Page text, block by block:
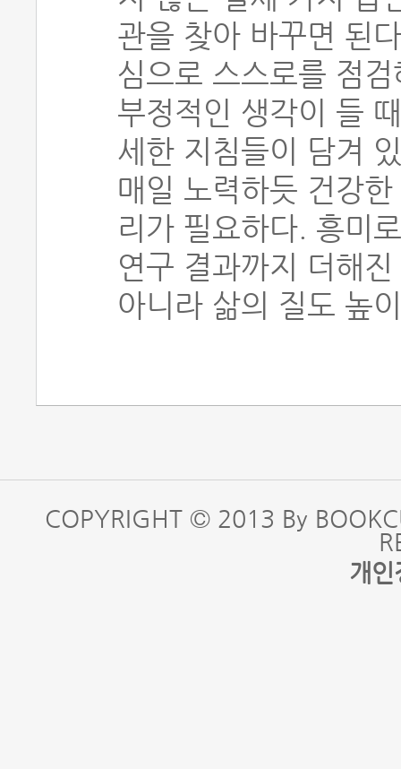
관을 찾아 바꾸면 된
심으로 스스로를 점
부정적인 생각이 들
세한 지침들이 담겨
매일 노력하듯 건강
리가 필요하다. 흥미
연구 결과까지 더해
아니라 삶의 질도 높
COPYRIGHT © 2013 By
개인